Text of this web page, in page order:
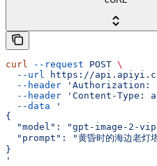
curl --request POST \
  --url
https://
  --header
'Authorization:
  --header
'Content-Type:
  --data
'
{
"model": "gpt-image-2-
"prompt": "黄昏时的海边老灯
}
'